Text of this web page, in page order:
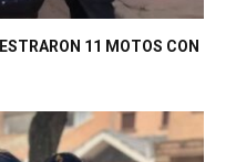
11 MOTOS CON